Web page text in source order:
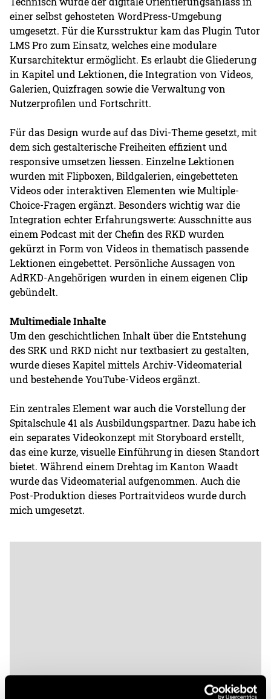
einer selbst gehosteten WordPress-Umgebung
umgesetzt. Für die Kursstruktur kam das Plugin Tutor
LMS Pro zum Einsatz, welches eine modulare
Kursarchitektur ermöglicht. Es erlaubt die Gliederung
in Kapitel und Lektionen, die Integration von Videos,
Galerien, Quizfragen sowie die Verwaltung von
Nutzerprofilen und Fortschritt.
Für das Design wurde auf das Divi-Theme gesetzt, mit
dem sich gestalterische Freiheiten effizient und
responsive umsetzen liessen. Einzelne Lektionen
wurden mit Flipboxen, Bildgalerien, eingebetteten
Videos oder interaktiven Elementen wie Multiple-
Choice-Fragen ergänzt. Besonders wichtig war die
Integration echter Erfahrungswerte: Ausschnitte aus
einem Podcast mit der Chefin des RKD wurden
gekürzt in Form von Videos in thematisch passende
Lektionen eingebettet. Persönliche Aussagen von
AdRKD-Angehörigen wurden in einem eigenen Clip
gebündelt.
Multimediale Inhalte
Um den geschichtlichen Inhalt über die Entstehung
des SRK und RKD nicht nur textbasiert zu gestalten,
wurde dieses Kapitel mittels Archiv-Videomaterial
und bestehende YouTube-Videos ergänzt.
Ein zentrales Element war auch die Vorstellung der
Spitalschule 41 als Ausbildungspartner. Dazu habe ich
ein separates Videokonzept mit Storyboard erstellt,
das eine kurze, visuelle Einführung in diesen Standort
bietet. Während einem Drehtag im Kanton Waadt
wurde das Videomaterial aufgenommen. Auch die
Post-Produktion dieses Portraitvideos wurde durch
mich umgesetzt.
Cookies um